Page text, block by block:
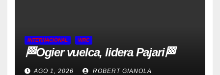
INTERNACIONAL WRC
🏁Ogier vuelca, lidera Pajari🏁
AGO 1, 2026 ROBERT GIANOLA